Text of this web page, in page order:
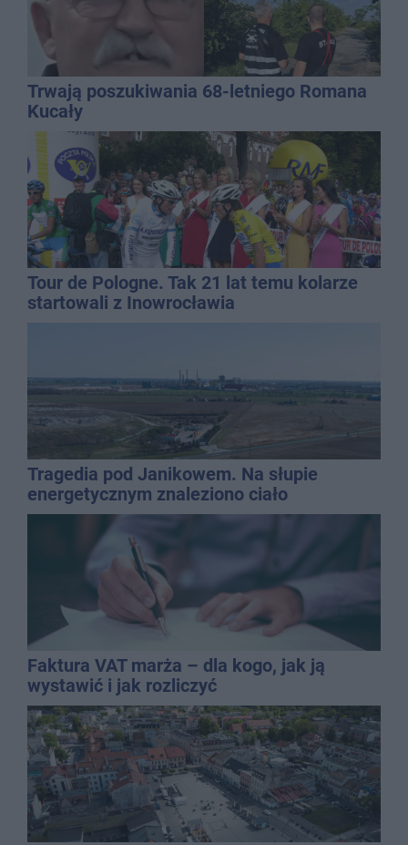
Trwają poszukiwania 68-letniego Romana
Kucały
Tour de Pologne. Tak 21 lat temu kolarze
startowali z Inowrocławia
Tragedia pod Janikowem. Na słupie
energetycznym znaleziono ciało
mężczyzny
Faktura VAT marża – dla kogo, jak ją
wystawić i jak rozliczyć